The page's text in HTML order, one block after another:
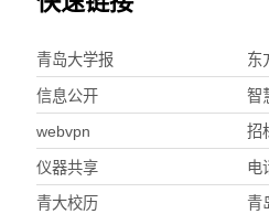
青岛大学报 东
信息公开 智
webvpn 招
仪器共享 电
青大校历 青